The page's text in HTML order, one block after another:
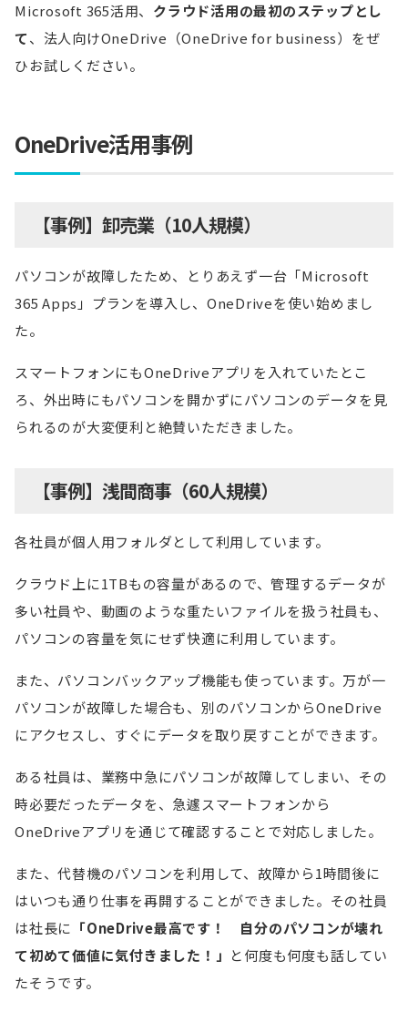
Microsoft 365活用、 クラウド活用の最初のステップとし
て、法人向けOneDrive（OneDrive for business）をぜ
ひお試しください。
OneDrive活用事例
【事例】卸売業（10人規模）
パソコンが故障したため、とりあえず一台「Microsoft
365 Apps」プランを導入し、OneDriveを使い始めまし
た。
スマートフォンにもOneDriveアプリを入れていたとこ
ろ、外出時にもパソコンを開かずにパソコンのデータを見
られるのが大変便利と絶賛いただきました。
【事例】浅間商事（60人規模）
各社員が個人用フォルダとして利用しています。
クラウド上に1TBもの容量があるので、管理するデータが
多い社員や、動画のような重たいファイルを扱う社員も、
パソコンの容量を気にせず快適に利用しています。
また、パソコンバックアップ機能も使っています。万が一
パソコンが故障した場合も、別のパソコンからOneDrive
にアクセスし、すぐにデータを取り戻すことができます。
ある社員は、業務中急にパソコンが故障してしまい、その
時必要だったデータを、急遽スマートフォンから
OneDriveアプリを通じて確認することで対応しました。
また、代替機のパソコンを利用して、故障から1時間後に
はいつも通り仕事を再開することができました。その社員
は社長に 「OneDrive最高です！ 自分のパソコンが壊れ
て初めて価値に気付きました！」 と何度も何度も話してい
たそうです。